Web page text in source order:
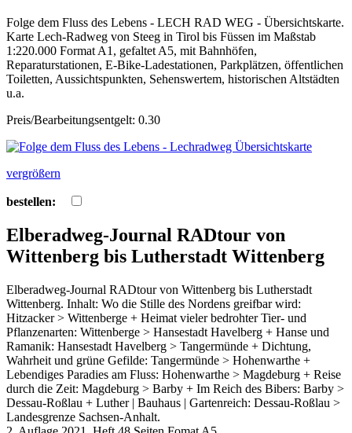
Folge dem Fluss des Lebens - LECH RAD WEG - Übersichtskarte.
Karte Lech-Radweg von Steeg in Tirol bis Füssen im Maßstab
1:220.000 Format A1, gefaltet A5, mit Bahnhöfen,
Reparaturstationen, E-Bike-Ladestationen, Parkplätzen, öffentlichen
Toiletten, Aussichtspunkten, Sehenswertem, historischen Altstädten
u.a.
Preis/Bearbeitungsentgelt: 0.30
vergrößern
bestellen:
Elberadweg-Journal RADtour von
Wittenberg bis Lutherstadt Wittenberg
Elberadweg-Journal RADtour von Wittenberg bis Lutherstadt
Wittenberg. Inhalt: Wo die Stille des Nordens greifbar wird:
Hitzacker > Wittenberge + Heimat vieler bedrohter Tier- und
Pflanzenarten: Wittenberge > Hansestadt Havelberg + Hanse und
Ramanik: Hansestadt Havelberg > Tangermünde + Dichtung,
Wahrheit und grüne Gefilde: Tangermünde > Hohenwarthe +
Lebendiges Paradies am Fluss: Hohenwarthe > Magdeburg + Reise
durch die Zeit: Magdeburg > Barby + Im Reich des Bibers: Barby >
Dessau-Roßlau + Luther | Bauhaus | Gartenreich: Dessau-Roßlau >
Landesgrenze Sachsen-Anhalt.